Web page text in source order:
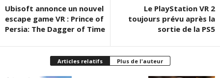
Ubisoft annonce un nouvel
escape game VR : Prince of
Persia: The Dagger of Time
Le PlayStation VR 2
toujours prévu après la
sortie de la PS5
Articles relatifs Plus de l'auteur